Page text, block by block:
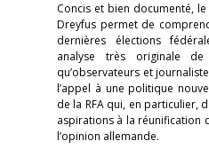
Concis et bien documenté,
Dreyfus permet de
dernières élections
analyse très originale
qu’observateurs et
l’appel à une politique
de la RFA qui, en particulier,
aspirations à la réunification
l’opinion allemande.